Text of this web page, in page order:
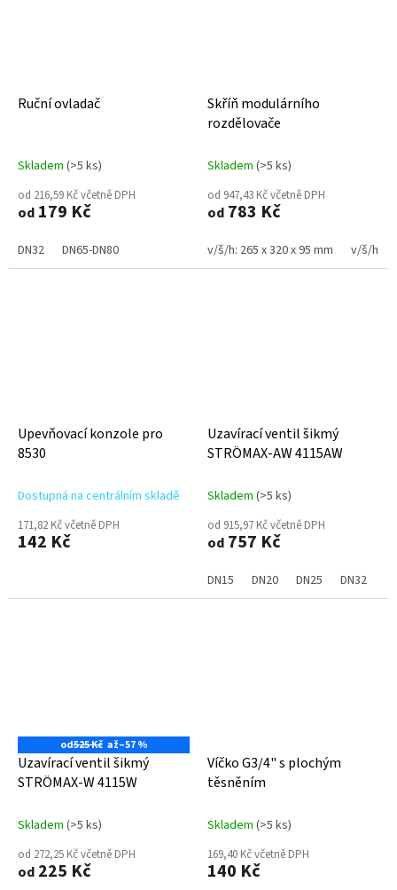
Ruční ovladač
Skladem (>5 ks)
od 216,59 Kč včetně DPH
od 179 Kč
DN32 DN65-DN80
Skříň modulárního
rozdělovače
Skladem (>5 ks)
od 947,43 Kč včetně DPH
od 783 Kč
v/š/h: 265 x 320 x 95 mm v/š/h:
Upevňovací konzole pro
8530
Dostupná na centrálním skladě
171,82 Kč včetně DPH
142 Kč
Uzavírací ventil šikmý
STRÖMAX-AW 4115AW
Skladem (>5 ks)
od 915,97 Kč včetně DPH
od 757 Kč
DN15 DN20 DN25 DN32
od525 Kč až–57 %
Uzavírací ventil šikmý
STRÖMAX-W 4115W
Skladem (>5 ks)
od 272,25 Kč včetně DPH
od 225 Kč
Víčko G3/4" s plochým
těsněním
Skladem (>5 ks)
169,40 Kč včetně DPH
140 Kč